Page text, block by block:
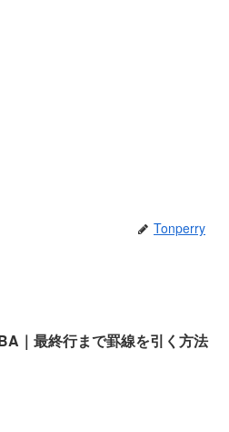
Tonperry
｜最終行まで罫線を引く方法